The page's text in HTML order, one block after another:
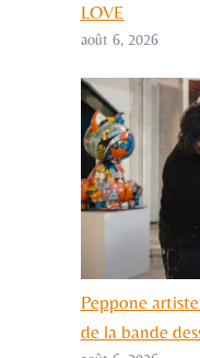
LOVE
août 6, 2026
Peppone
de la bande